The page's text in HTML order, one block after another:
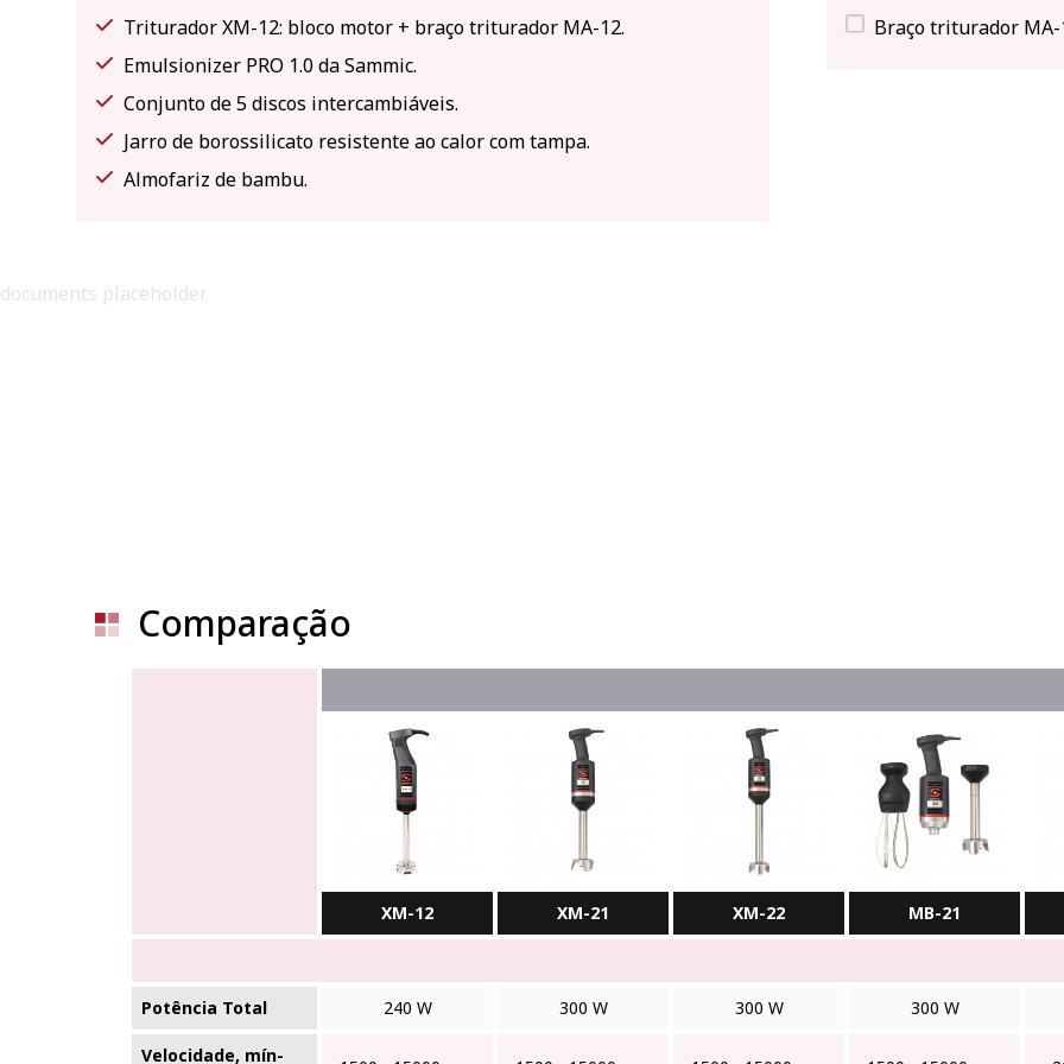
Triturador XM-12: bloco motor + braço triturador MA-12.
Emulsionizer PRO 1.0 da Sammic.
Conjunto de 5 discos intercambiáveis.
Jarro de borossilicato resistente ao calor com tampa.
Almofariz de bambu.
Braço triturador MA-
documents placeholder
Comparação
XM-12 XM-21 XM-22 MB-21
Potência Total 240 W 300 W 300 W 300 W
Velocidade, mín-